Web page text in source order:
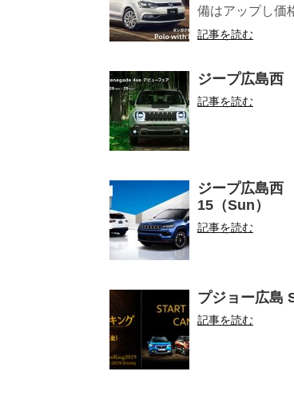
備はアップし価
記事を読む
ジープ広島西
記事を読む
ジープ広島
15（Sun）
記事を読む
プジョー広島
記事を読む